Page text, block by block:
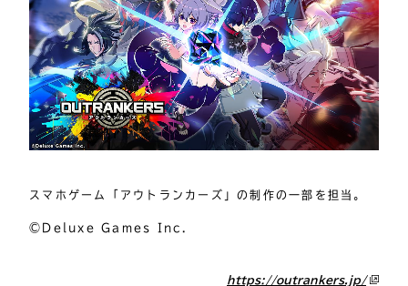
スマホゲーム「アウトランカーズ」の制作の一部を担当。
©Deluxe Games Inc.
https://outrankers.jp/